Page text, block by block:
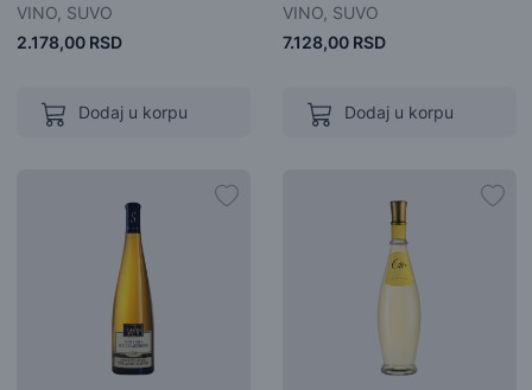
VINO, SUVO
2.178,00 RSD
Dodaj u korpu
VINO, SUVO
7.128,00 RSD
Dodaj u korpu